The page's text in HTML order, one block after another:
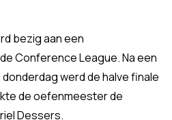
bezig aan een
Conference League. Na een
werd de halve finale
de oefenmeester de
Dessers.